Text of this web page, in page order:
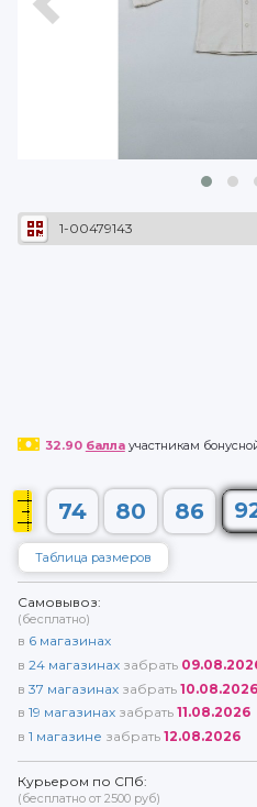
1-00479143
32.90 баллаучастникам
74 80 86
Таблица размеров
Самовывоз:
(бесплатно)
в 6 магазинах
в 24 магазинах забрать
в 37 магазинах забрать 10.08.2026
в 19 магазинах забрать 11.08.2026
в 1 магазине забрать 12.08.2026
Курьером по СПб:
(бесплатно от 2500 руб)